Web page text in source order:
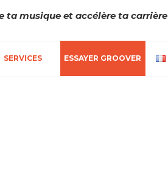
ta musique et accélère ta carrière
SERVICES ESSAYER GROOVER